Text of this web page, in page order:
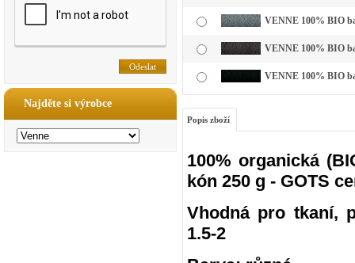
Najděte si výrobce
VENNE 100% BIO
VENNE 100% BIO
VENNE 100% BIO
Popis zboží
100% organická
kón 250 g - GOTS
Vhodná pro tkaní,
1.5-2